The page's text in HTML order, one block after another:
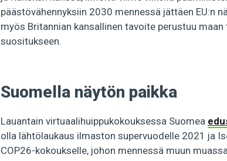
päästövähennyksiin 2030 mennessä jättäen EU:n
myös Britannian kansallinen tavoite perustuu
suositukseen.
Suomella näytön paikka
Lauantain virtuaalihuippukokouksessa Suomea
olla lähtölaukaus ilmaston supervuodelle 2021 ja
COP26-kokoukselle, johon mennessä muun